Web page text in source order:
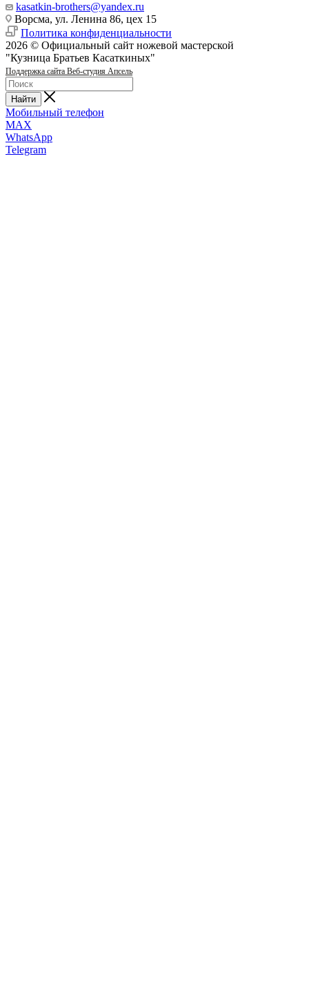
kasatkin-brothers@yandex.ru
Ворсма, ул. Ленина 86, цех 15
Политика конфиденциальности
2026 © Официальный сайт ножевой мастерской
"Кузница Братьев Касаткиных"
Поддержка сайта Веб-студия Апсель
Найти
Мобильный телефон
MAX
WhatsApp
Telegram